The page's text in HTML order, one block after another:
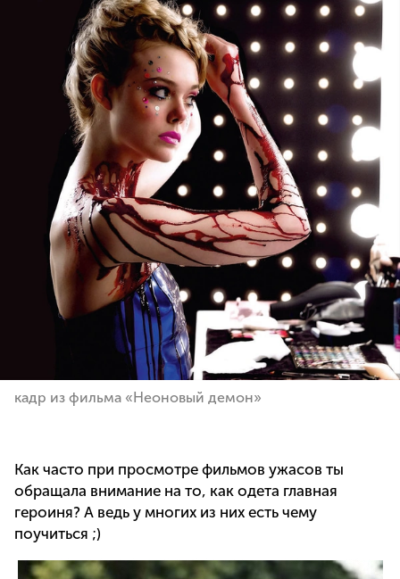
кадр из фильма «Неоновый демон»
Как часто при просмотре фильмов ужасов ты
обращала внимание на то, как одета главная
героиня? А ведь у многих из них есть чему
поучиться ;)